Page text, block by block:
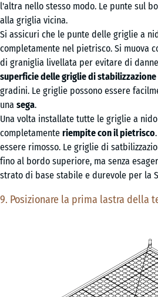
l'altra nello stesso modo. Le punte sul
alla griglia vicina.
Si assicuri che le punte delle griglie a
completamente nel pietrisco. Si muova
di graniglia livellata per evitare di
superficie delle griglie di stabilizzazione
gradini. Le griglie possono essere
una sega.
Una volta installate tutte le griglie a
completamente riempite con il pietrisco
essere rimosso. Le griglie di
fino al bordo superiore, ma senza
strato di base stabile e durevole per la
9. Posizionare la prima lastra della